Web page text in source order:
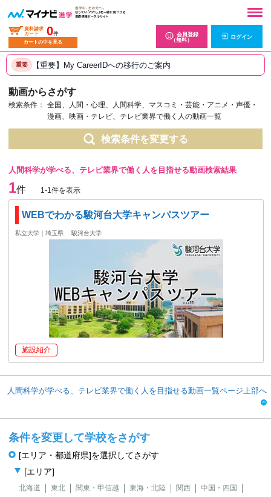
資料請求
カート
0件
カートの中を見る
会員登録
（無料）
ログイン
重要 【重要】My CareerIDへの移行のご案内
動画からさがす
検索条件：
全国、人間・心理、人間科学、マスコミ・芸能・アニメ・声優・
漫画、映画・テレビ、テレビ業界で働く人の動画一覧
検索条件を変更する
人間科学が学べる、テレビ業界で働く人を目指せる動画検索結果
1件 1-1件を表示
WEBでわかる駿河台大学キャンパスツアー
私立大学｜埼玉県 駿河台大学
施設紹介
人間科学が学べる、テレビ業界で働く人を目指せる動画一覧ページ上部へ
条件を変更して学校をさがす
[エリア・都道府県]を選択してさがす
[エリア]
北海道 東北 関東・甲信越 東海・北陸 関西
中国・四国